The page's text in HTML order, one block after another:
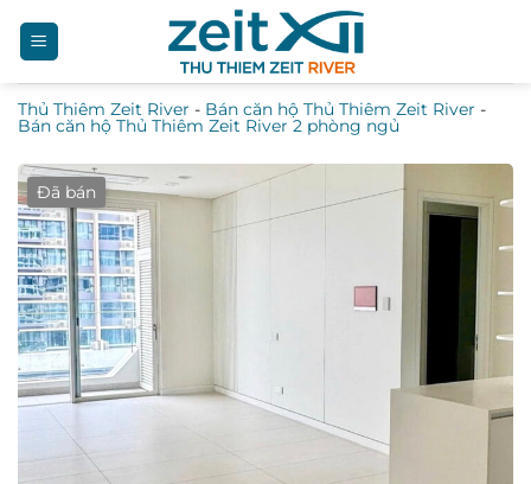
qua
nội
dung
Thủ Thiêm Zeit River - Bán căn hộ Thủ Thiêm Zeit River -
Bán căn hộ Thủ Thiêm Zeit River 2 phòng ngủ
Đã bán